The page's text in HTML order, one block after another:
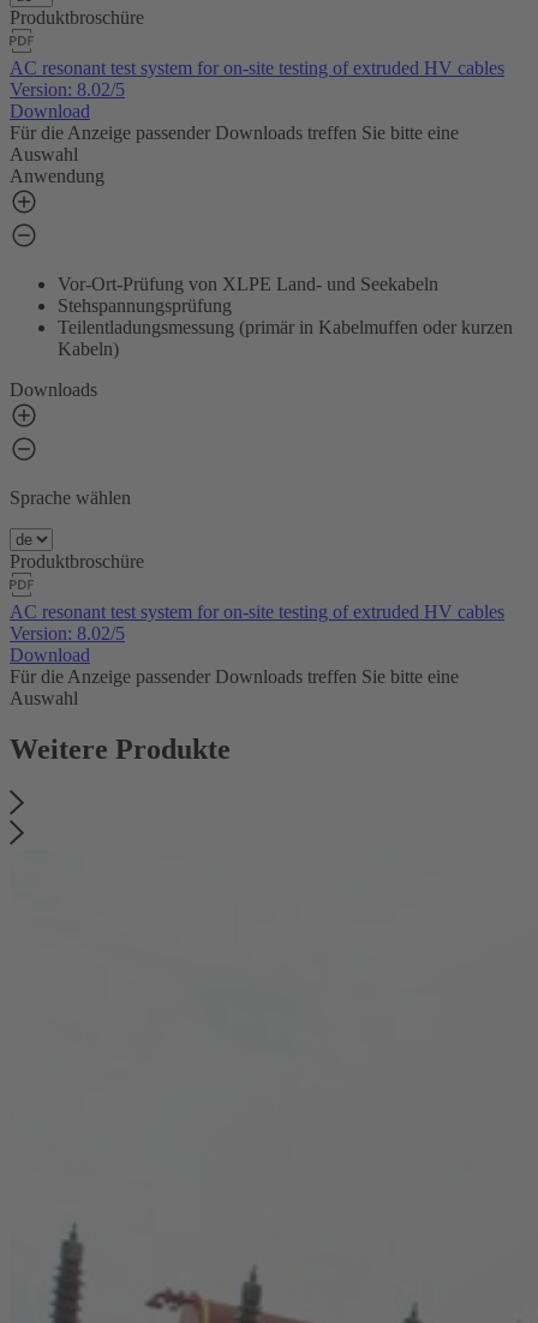
Produktbroschüre
AC resonant test system for on-site testing of extruded HV cables
Version: 8.02/5
Download
Für die Anzeige passender Downloads treffen Sie bitte eine
Auswahl
Anwendung
Vor-Ort-Prüfung von XLPE Land- und Seekabeln
Stehspannungsprüfung
Teilentladungsmessung (primär in Kabelmuffen oder kurzen
Kabeln)
Downloads
Sprache wählen
Produktbroschüre
AC resonant test system for on-site testing of extruded HV cables
Version: 8.02/5
Download
Für die Anzeige passender Downloads treffen Sie bitte eine
Auswahl
Weitere Produkte